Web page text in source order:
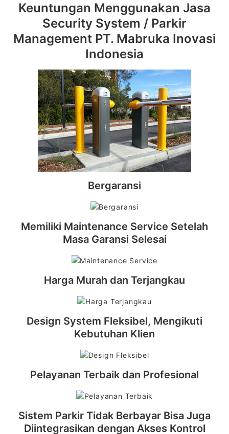
Keuntungan Menggunakan Jasa
Security System / Parkir
Management PT. Mabruka Inovasi
Indonesia
Bergaransi
Memiliki Maintenance Service Setelah
Masa Garansi Selesai
Harga Murah dan Terjangkau
Design System Fleksibel, Mengikuti
Kebutuhan Klien
Pelayanan Terbaik dan Profesional
Sistem Parkir Tidak Berbayar Bisa Juga
Diintegrasikan dengan Akses Kontrol